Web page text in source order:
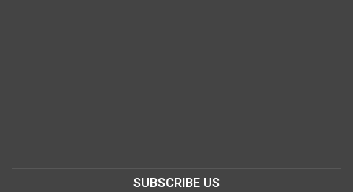
SUBSCRIBE US